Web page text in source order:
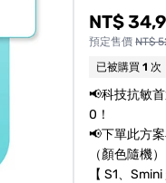
NT$
預定售價NT$
已被購買1 次
📢科技抗敏
0！
📢下單此方
（顏色隨機）
【 S1、